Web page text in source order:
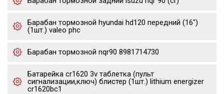
Барабан тормозной hyundai hd120 передний (16")
(1шт.) valeo phc
Барабан тормозной nqr90 8981714730
Батарейка cr1620 3v таблетка (пульт
сигнализации,ключ) блистер (1шт.) lithium energizer
cr1620bc1